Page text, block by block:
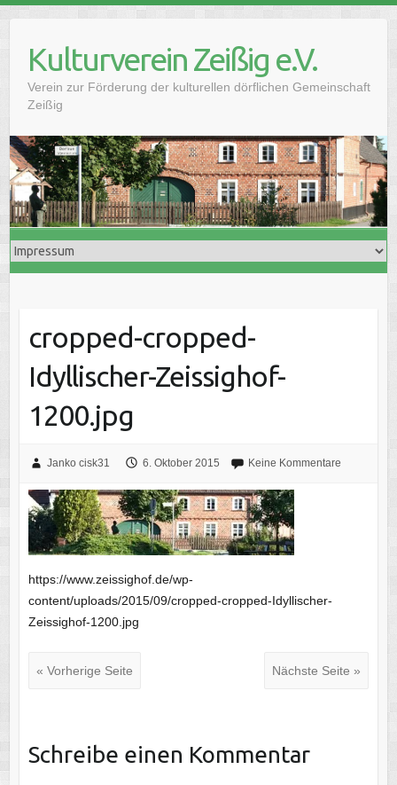
contentKulturverein Zeißig e.V.
Verein zur Förderung der kulturellen dörflichen Gemeinschaft
Zeißig
cropped-cropped-
Idyllischer-Zeissighof-
1200.jpg
Janko cisk31 6. Oktober 2015 Keine Kommentare
https://www.zeissighof.de/wp-
content/uploads/2015/09/cropped-cropped-Idyllischer-
Zeissighof-1200.jpg
« Vorherige Seite Nächste Seite »
Schreibe einen Kommentar